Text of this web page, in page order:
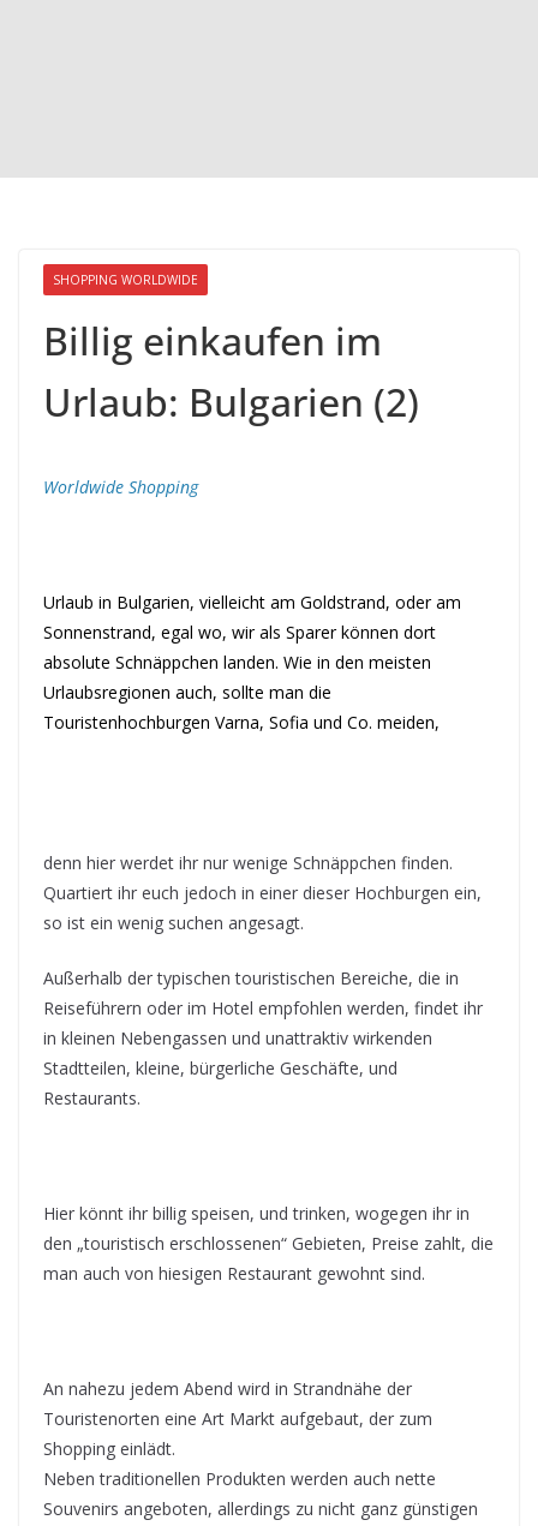
SHOPPING WORLDWIDE
Billig einkaufen im
Urlaub: Bulgarien (2)
Worldwide Shopping
Urlaub in Bulgarien, vielleicht am Goldstrand, oder am
Sonnenstrand, egal wo, wir als Sparer können dort
absolute Schnäppchen landen. Wie in den meisten
Urlaubsregionen auch, sollte man die
Touristenhochburgen Varna, Sofia und Co. meiden,
denn hier werdet ihr nur wenige Schnäppchen finden.
Quartiert ihr euch jedoch in einer dieser Hochburgen ein,
so ist ein wenig suchen angesagt.
Außerhalb der typischen touristischen Bereiche, die in
Reiseführern oder im Hotel empfohlen werden, findet ihr
in kleinen Nebengassen und unattraktiv wirkenden
Stadtteilen, kleine, bürgerliche Geschäfte, und
Restaurants.
Hier könnt ihr billig speisen, und trinken, wogegen ihr in
den „touristisch erschlossenen“ Gebieten, Preise zahlt, die
man auch von hiesigen Restaurant gewohnt sind.
An nahezu jedem Abend wird in Strandnähe der
Touristenorten eine Art Markt aufgebaut, der zum
Shopping einlädt.
Neben traditionellen Produkten werden auch nette
Souvenirs angeboten, allerdings zu nicht ganz günstigen